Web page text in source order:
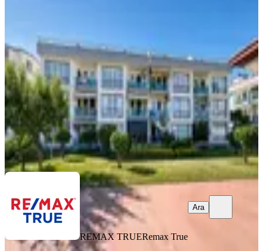
İzmit, Yahyakaptan Mahallesi
5+1
· 255 m²·Çatı Katı·27.06.2026
14.500.000 ₺
REMAX TRUERemax True
Ara
REMAX TRUERemax True
Ara